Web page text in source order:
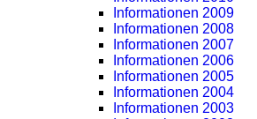
Informationen 2009
Informationen 2008
Informationen 2007
Informationen 2006
Informationen 2005
Informationen 2004
Informationen 2003